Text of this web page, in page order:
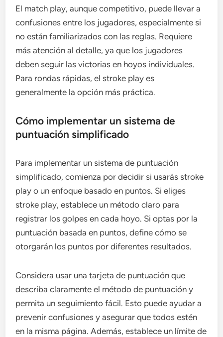
El match play, aunque competitivo, puede llevar a
confusiones entre los jugadores, especialmente si
no están familiarizados con las reglas. Requiere
más atención al detalle, ya que los jugadores
deben seguir las victorias en hoyos individuales.
Para rondas rápidas, el stroke play es
generalmente la opción más práctica.
Cómo implementar un sistema de
puntuación simplificado
Para implementar un sistema de puntuación
simplificado, comienza por decidir si usarás stroke
play o un enfoque basado en puntos. Si eliges
stroke play, establece un método claro para
registrar los golpes en cada hoyo. Si optas por la
puntuación basada en puntos, define cómo se
otorgarán los puntos por diferentes resultados.
Considera usar una tarjeta de puntuación que
describa claramente el método de puntuación y
permita un seguimiento fácil. Esto puede ayudar a
prevenir confusiones y asegurar que todos estén
en la misma página. Además, establece un límite de